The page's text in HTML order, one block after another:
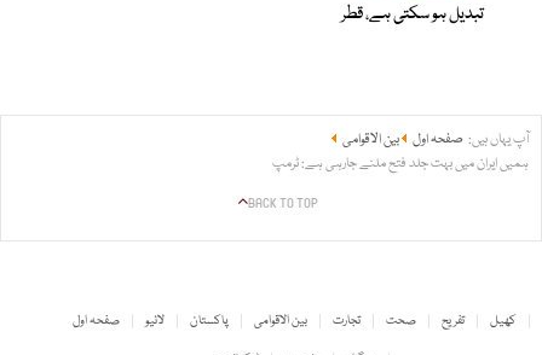
تبدیل ہو سکتی ہے، قطر
آپ یہاں ہیں: صفحہ اول
بین الاقوامی
ہمیں ایران میں بہت جلد فتح ملنے جارہی ہے: ٹرمپ
BACK TO TOP
صفحہ اول لائیو پاکستان بین الاقوامی تجارت صحت تفریح
کھیل